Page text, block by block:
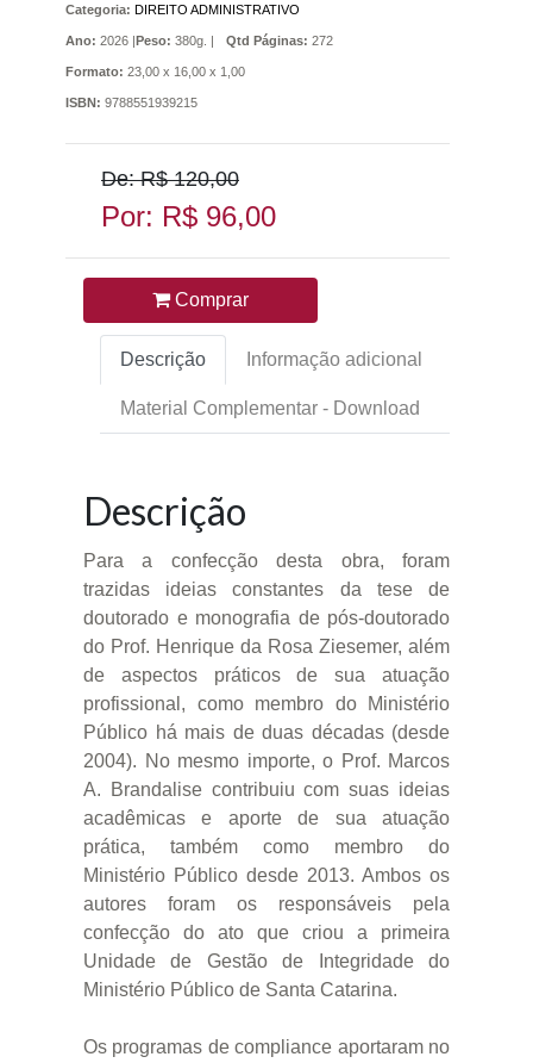
Categoria: DIREITO ADMINISTRATIVO
Ano: 2026 |Peso: 380g. | Qtd Páginas: 272
Formato: 23,00 x 16,00 x 1,00
ISBN: 9788551939215
De: R$ 120,00
Por: R$ 96,00
Comprar
Descrição Informação adicional
Material Complementar - Download
Descrição
Para a confecção desta obra, foram
trazidas ideias constantes da tese de
doutorado e monografia de pós-doutorado
do Prof. Henrique da Rosa Ziesemer, além
de aspectos práticos de sua atuação
profissional, como membro do Ministério
Público há mais de duas décadas (desde
2004). No mesmo importe, o Prof. Marcos
A. Brandalise contribuiu com suas ideias
acadêmicas e aporte de sua atuação
prática, também como membro do
Ministério Público desde 2013. Ambos os
autores foram os responsáveis pela
confecção do ato que criou a primeira
Unidade de Gestão de Integridade do
Ministério Público de Santa Catarina.
Os programas de compliance aportaram no